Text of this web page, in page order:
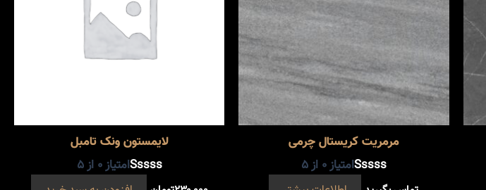
مرمریت کریستال چرمی
امتیاز0 از 5
لایمستون ونک تامبل
امتیاز0 از 5